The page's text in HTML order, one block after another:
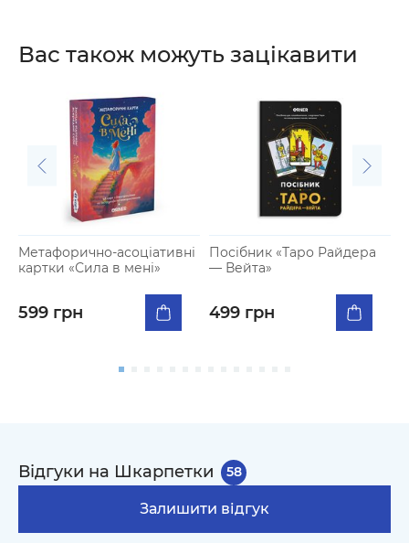
Вас також можуть зацікавити
Метафорично-асоціативні
картки «Сила в мені»
599 грн
Посібник «Таро Райдера
— Вейта»
499 грн
Відгуки на Шкарпетки 58
Залишити відгук